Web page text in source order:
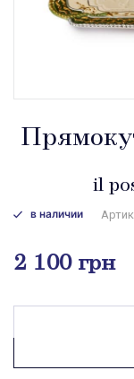
il
в наличии
2 100 грн